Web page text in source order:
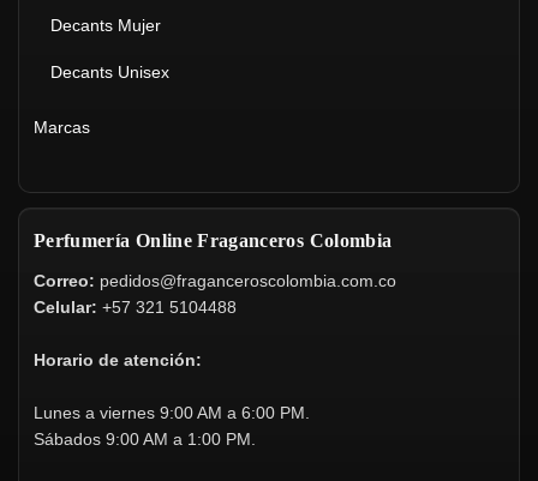
Decants Mujer
Decants Unisex
Marcas
Perfumería Online Fraganceros Colombia
Correo: pedidos@fraganceroscolombia.com.co
Celular: +57 321 5104488
Horario de atención:
Lunes a viernes 9:00 AM a 6:00 PM.
Sábados 9:00 AM a 1:00 PM.